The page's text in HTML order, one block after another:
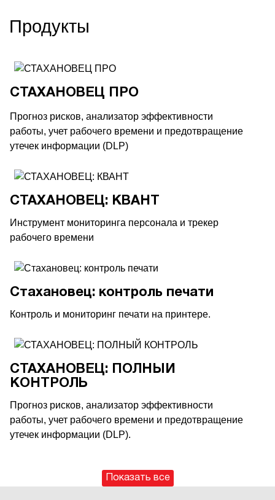
Продукты
СТАХАНОВЕЦ ПРО
Прогноз рисков, анализатор эффективности
работы, учет рабочего времени и предотвращение
утечек информации (DLP)
СТАХАНОВЕЦ: КВАНТ
Инструмент мониторинга персонала и трекер
рабочего времени
Стахановец: контроль печати
Контроль и мониторинг печати на принтере.
СТАХАНОВЕЦ: ПОЛНЫЙ
КОНТРОЛЬ
Прогноз рисков, анализатор эффективности
работы, учет рабочего времени и предотвращение
утечек информации (DLP).
Показать все